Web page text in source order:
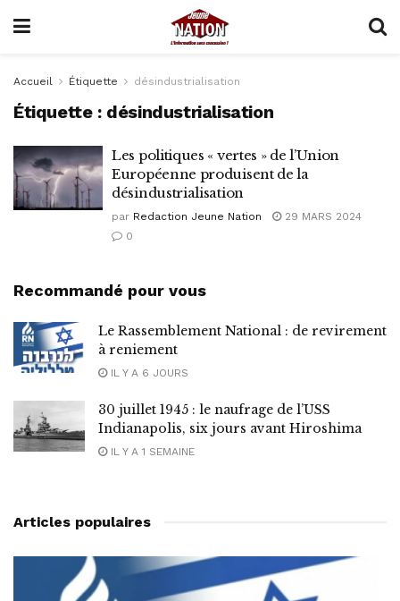
Accueil Étiquette désindustrialisation
Étiquette : désindustrialisation
Les politiques « vertes » de l’Union
Européenne produisent de la
désindustrialisation
par Redaction Jeune Nation
29 MARS 2024
0
Recommandé pour vous
Le Rassemblement National : de revirement
à reniement
IL Y A 6 JOURS
30 juillet 1945 : le naufrage de l’USS
Indianapolis, six jours avant Hiroshima
IL Y A 1 SEMAINE
Articles populaires